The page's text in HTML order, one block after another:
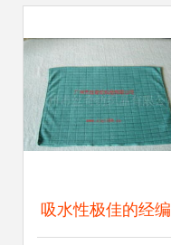
吸水性极佳的经编